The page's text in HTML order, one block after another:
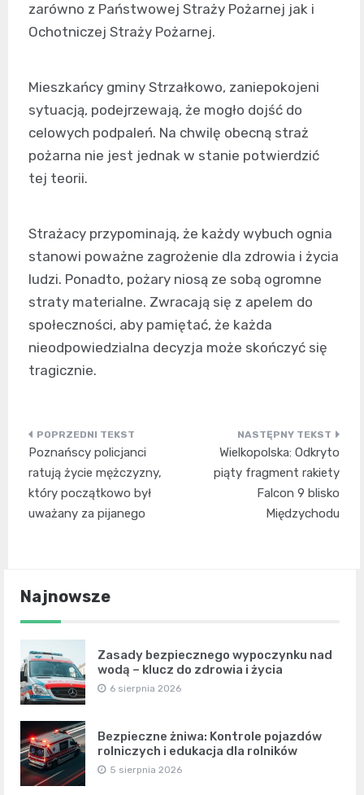
zarówno z Państwowej Straży Pożarnej jak i
Ochotniczej Straży Pożarnej.
Mieszkańcy gminy Strzałkowo, zaniepokojeni
sytuacją, podejrzewają, że mogło dojść do
celowych podpaleń. Na chwilę obecną straż
pożarna nie jest jednak w stanie potwierdzić
tej teorii.
Strażacy przypominają, że każdy wybuch ognia
stanowi poważne zagrożenie dla zdrowia i życia
ludzi. Ponadto, pożary niosą ze sobą ogromne
straty materialne. Zwracają się z apelem do
społeczności, aby pamiętać, że każda
nieodpowiedzialna decyzja może skończyć się
tragicznie.
Nawigacja
wpisu
Poznańscy policjanci
ratują życie mężczyzny,
który początkowo był
uważany za pijanego
Wielkopolska: Odkryto
piąty fragment rakiety
Falcon 9 blisko
Międzychodu
Najnowsze
Zasady bezpiecznego wypoczynku nad
wodą – klucz do zdrowia i życia
6 sierpnia 2026
Bezpieczne żniwa: Kontrole pojazdów
rolniczych i edukacja dla rolników
5 sierpnia 2026